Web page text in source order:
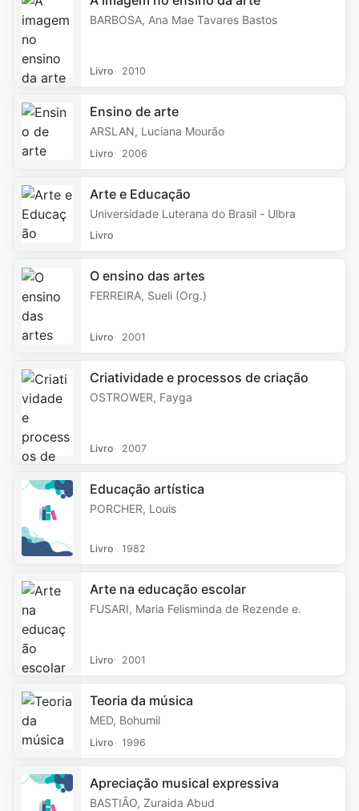
BARBOSA, Ana Mae Tavares Bastos
Livro 2010
Ensino de arte
ARSLAN, Luciana Mourão
Livro 2006
Arte e Educação
Universidade Luterana do Brasil - Ulbra
Livro
O ensino das artes
FERREIRA, Sueli (Org.)
Livro 2001
Criatividade e processos de criação
OSTROWER, Fayga
Livro 2007
Educação artística
PORCHER, Louis
Livro 1982
Arte na educação escolar
FUSARI, Maria Felisminda de Rezende e.
Livro 2001
Teoria da música
MED, Bohumil
Livro 1996
Apreciação musical expressiva
BASTIÃO, Zuraida Abud